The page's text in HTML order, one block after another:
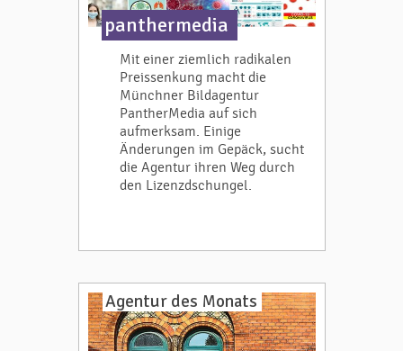
panthermedia
Mit einer ziemlich radikalen
Preissenkung macht die
Münchner Bildagentur
PantherMedia auf sich
aufmerksam. Einige
Änderungen im Gepäck, sucht
die Agentur ihren Weg durch
den Lizenzdschungel.
Agentur des Monats